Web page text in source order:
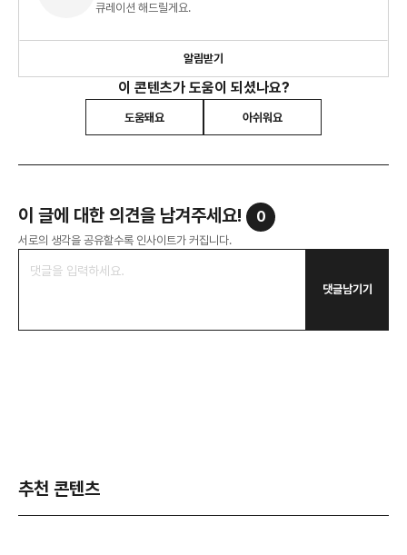
큐레이션 해드릴게요.
알림받기
이 콘텐츠가 도움이 되셨나요?
도움돼요 아쉬워요
이 글에 대한 의견을 남겨주세요! 0
서로의 생각을 공유할수록 인사이트가 커집니다.
댓글남기기
추천 콘텐츠